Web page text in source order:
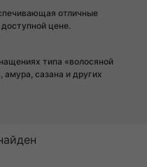
отличные
цене.
типа «волосяной
сазана и других